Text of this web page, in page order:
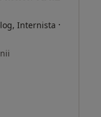
Internista ·